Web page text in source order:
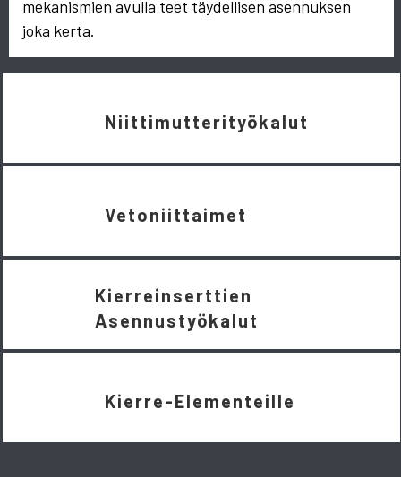
mekanismien avulla teet täydellisen asennuksen
joka kerta.
Niittimutterityökalut
Vetoniittaimet
Kierreinserttien
Asennustyökalut
Kierre-Elementeille